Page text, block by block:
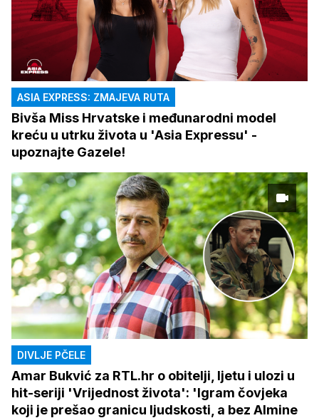
ASIA EXPRESS: ZMAJEVA RUTA
Bivša Miss Hrvatske i međunarodni model
kreću u utrku života u 'Asia Expressu' -
upoznajte Gazele!
DIVLJE PČELE
Amar Bukvić za RTL.hr o obitelji, ljetu i ulozi u
hit-seriji 'Vrijednost života': 'Igram čovjeka
koji je prešao granicu ljudskosti, a bez Almine